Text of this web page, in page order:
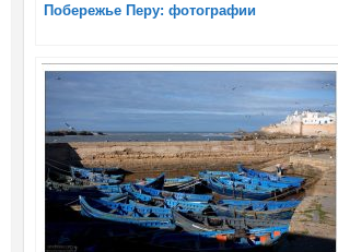
Побережье Перу: фотографии